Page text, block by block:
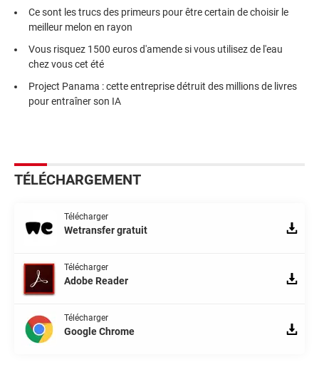
Ce sont les trucs des primeurs pour être certain de choisir le
meilleur melon en rayon
Vous risquez 1500 euros d'amende si vous utilisez de l'eau
chez vous cet été
Project Panama : cette entreprise détruit des millions de livres
pour entraîner son IA
TÉLÉCHARGEMENT
Télécharger
Wetransfer gratuit
Télécharger
Adobe Reader
Télécharger
Google Chrome